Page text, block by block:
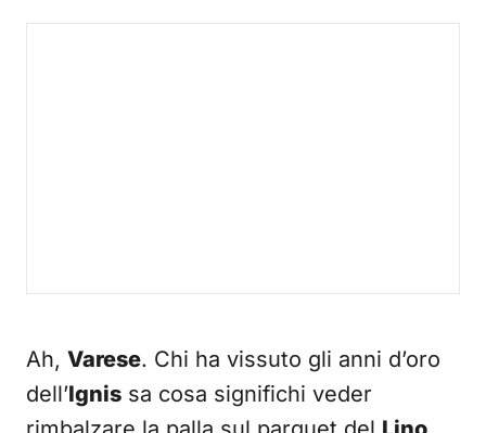
Ah, Varese. Chi ha vissuto gli anni d’oro
dell’Ignis sa cosa significhi veder